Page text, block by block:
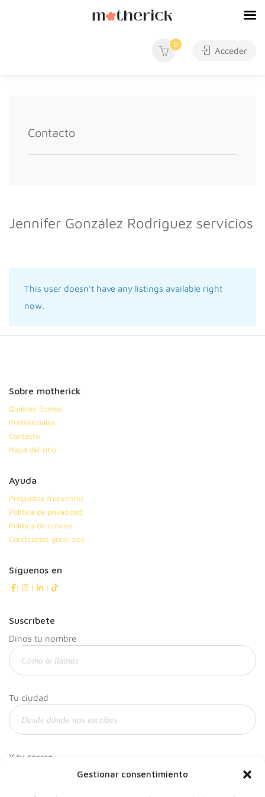
Gestionar consentimiento
0
Acceder
Contacto
Jennifer González Rodriguez servicios
This user doesn't have any listings available right
now.
Sobre motherick
Quiénes Somos
Profesionales
Contacto
Mapa del sitio
Ayuda
Preguntas frecuentes
Política de privacidad
Política de cookies
Condiciones generales
Síguenos en
| | |
Suscríbete
Dinos tu nombre
Tu ciudad
Y tu correo